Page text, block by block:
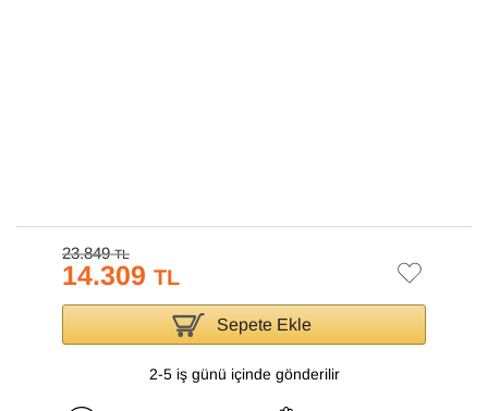
23.849TL
14.309 TL
Sepete Ekle
2-5 iş günü içinde gönderilir